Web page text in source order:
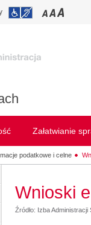
Załatwianie
podatkowe i celne
Wnioski
Źródło: Izba